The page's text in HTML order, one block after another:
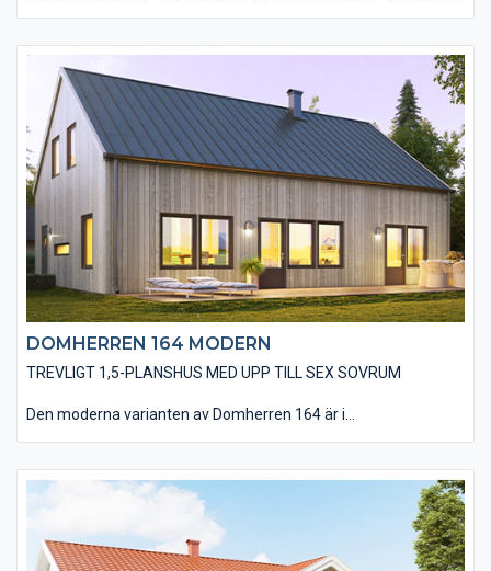
Undervåningen rymmer även badrum, tvättstuga och två
sovrum vilket gör att du har valmöjligheten att vänta med att
inreda övervåningen först när familjen växer. På övre plan finns
fyra sovrum, ett badrum och allrum stort nog att rymma tv- och
spelhäng för barnen. Välj till takfönster eller takkupa för en
ljusare och rymligare känsla på övervåningen.Den traditionella
varianten av Domherren 164 är utförd med en liggande
träpanel, ett sadeltak med takpannor och spröjsade fönster.
Huset är även utfört med traditionella foder runt fönster och
dörrar samt knutbrädor vid hushörnen. Du har en mängd
valmöjligheter när det kommer till material och utföranden som
t ex: träpaneltyper, takbeläggningar, fönstertyper mm för att
utföra just din husdröm.
DOMHERREN 164 MODERN
TREVLIGT 1,5-PLANSHUS MED UPP TILL SEX SOVRUM
Den moderna varianten av Domherren 164 är i
Husets utförande utan dörr- och fönsterfoder samt knutbrädor
bidrar till ett modernt utseende. Du kan även välja att ge ditt
blivande hus din touch med en rad alternativa materialval.